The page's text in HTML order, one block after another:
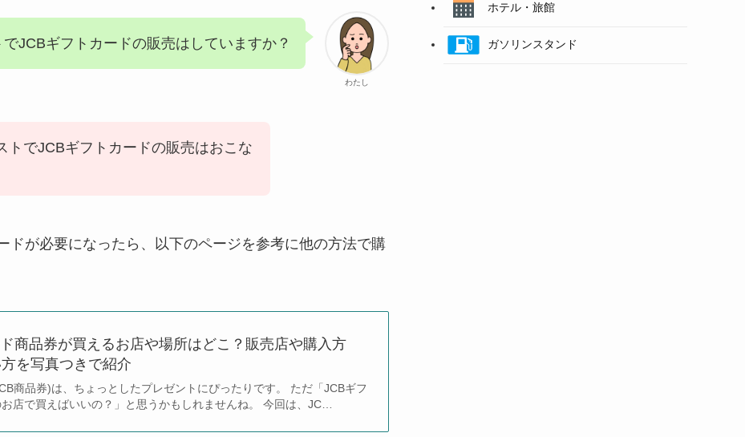
わたし
でJCBギフトカードの販売はしていますか？
トでJCBギフトカードの販売はおこな
ドが必要になったら、以下のページを参考に他の方法で購
商品券が買えるお店や場所はどこ？販売店や購入方
を写真つきで紹介
商品券)は、ちょっとしたプレゼントにぴったりです。 ただ「JCBギフ
お店で買えばいいの？」と思うかもしれませんね。 今回は、JC…
ホテル・旅館
ガソリンスタンド